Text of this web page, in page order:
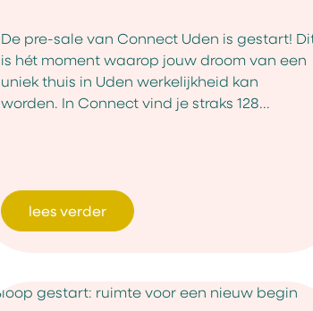
De pre-sale van Connect Uden is gestart!
is hét moment waarop jouw droom van een
uniek thuis in Uden werkelijkheid kan
worden. In Connect vind je straks 128...
lees verder